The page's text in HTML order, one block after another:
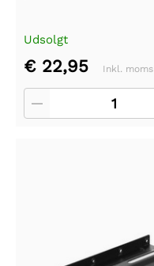
Udsolgt
€ 22,95 Inkl. moms